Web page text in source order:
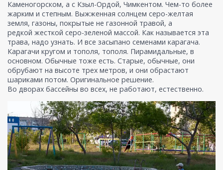
Каменогорском, а с Кзыл-Ордой, Чимкентом. Чем-то более
жарким и степным. Выжженная солнцем серо-желтая
земля, газоны, покрытые не газонной травой, а
редкой жесткой серо-зеленой массой. Как называется эта
трава, надо узнать. И все засыпано семенами карагача.
Карагачи кругом и тополя, тополя. Пирамидальные, в
основном. Обычные тоже есть. Старые, обычные, они
обрубают на высоте трех метров, и они обрастают
шариками потом. Оригинальное решение.
Во дворах бассейны во всех, не работают, естественно.